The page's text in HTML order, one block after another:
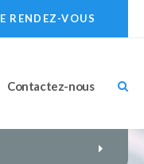
RENDEZ-VOUS
Contactez-nous